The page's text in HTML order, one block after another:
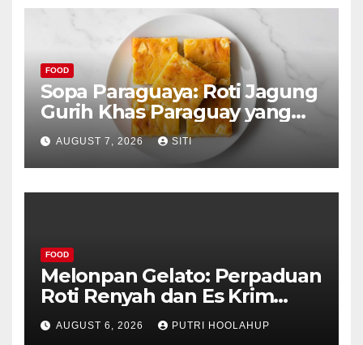
FOOD
Sopa Paraguaya: Roti Jagung
Gurih Khas Paraguay yang
Unik
AUGUST 7, 2026 SITI
FOOD
Melonpan Gelato: Perpaduan
Roti Renyah dan Es Krim
Lembut yang Menggoda
AUGUST 6, 2026 PUTRI HOOLAHUP